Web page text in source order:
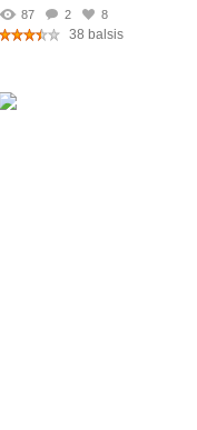
87 2 8
38 balsis